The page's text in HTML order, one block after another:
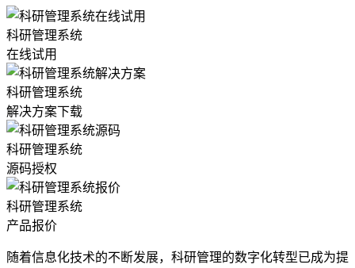
科研管理系统
在线试用
科研管理系统
解决方案下载
科研管理系统
源码授权
科研管理系统
产品报价
随着信息化技术的不断发展，科研管理的数字化转型已成为提